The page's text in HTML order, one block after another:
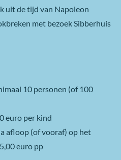
uit de tijd van Napoleon
met bezoek Sibberhuis
10 personen (of 100
euro per kind
afloop (of vooraf) op het
euro pp